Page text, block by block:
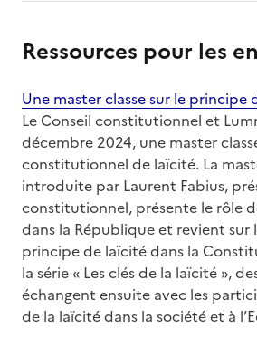
Ressources pour les
Une master classe sur le principe
Le Conseil constitutionnel et
décembre 2024, une master
constitutionnel de laïcité. La
introduite par Laurent Fabius,
constitutionnel, présente le rôle
dans la République et revient sur
principe de laïcité dans la
la série « Les clés de la laïcité »,
échangent ensuite avec les
de la laïcité dans la société et à